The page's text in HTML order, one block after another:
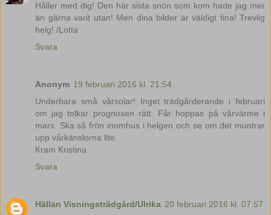
Håller med dig! Den här sista snön som kom hade jag mer
än gärna varit utan! Men dina bilder är väldigt fina! Trevlig
helg! /Lotta
Svara
Anonym 19 februari 2016 kl. 21:54
Underbara små vårsolar! Inget trädgårderande i februari
om jag tolkar prognosen rätt. Får hoppas på vårvärme i
mars. Ska så frön inomhus i helgen och se om det muntrar
upp vårkänslorna lite.
Kram Kristina
Svara
Hällan Visningsträdgård/Ulrika 20 februari 2016 kl. 07:57